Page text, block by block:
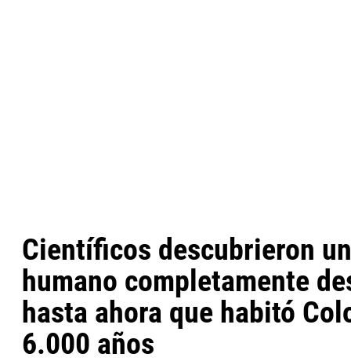
Científicos descubrieron
humano completamente
hasta ahora que habitó
6.000 años